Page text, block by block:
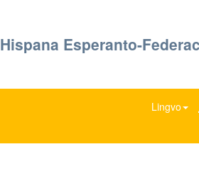
Hispana Esperanto-
Lingvo